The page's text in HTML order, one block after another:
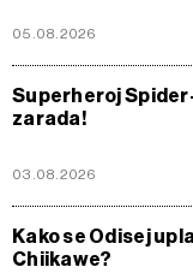
05.08.2026
Superheroj
zarada!
03.08.2026
Kako se Odisej
Chiikawe?